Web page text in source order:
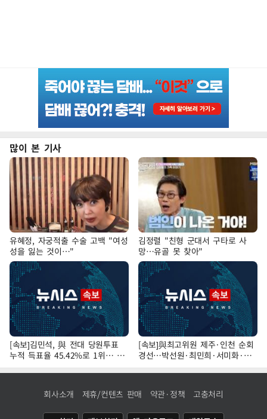
많이 본 기사
유혜정, 자궁적출 수술 고백 "여성
성을 잃는 것이…"
김정렬 "친형 군대서 구타로 사
망…유골 못 찾아"
[속보]김민석, 與 전대 당원투표
누적 득표율 45.42%로 1위… 정
청래 44.56%
[속보]與최고위원 제주·인천 순회
경선…박선원·최민희·서미화·한
민수·김용 순
회사소개 제휴/컨텐츠 판매 약관·정책 고충처리